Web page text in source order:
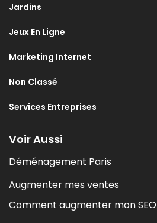
Jardins
Jeux En Ligne
Marketing Internet
Non Classé
Services Entreprises
Voir Aussi
Déménagement Paris
Augmenter mes ventes
Comment augmenter mon SEO